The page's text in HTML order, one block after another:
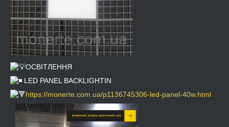
ОСВІТЛЕННЯ
LED PANEL BACKLIGHTIN
https://monerte.com.ua/p1136745306-led-panel-40w.html